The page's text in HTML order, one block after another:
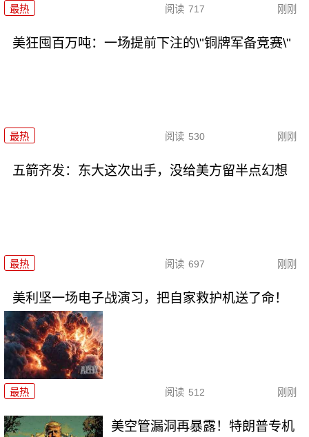
最热 阅读 717 刚刚
美狂囤百万吨：一场提前下注的\"铜牌军备竞赛\"
最热 阅读 530 刚刚
五箭齐发：东大这次出手，没给美方留半点幻想
最热 阅读 697 刚刚
美利坚一场电子战演习，把自家救护机送了命！
最热 阅读 512 刚刚
美空管漏洞再暴露！特朗普专机